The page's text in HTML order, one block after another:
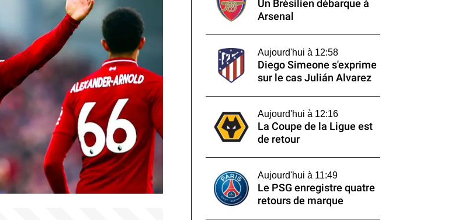
Un Brésilien débarque à
Arsenal
Aujourd'hui à 12:58
Diego Simeone s'exprime
sur le cas Julián Alvarez
Aujourd'hui à 12:16
La Coupe de la Ligue est
de retour
Aujourd'hui à 11:49
Le PSG enregistre quatre
retours de marque